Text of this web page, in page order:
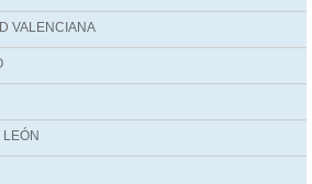
VALENCIANA